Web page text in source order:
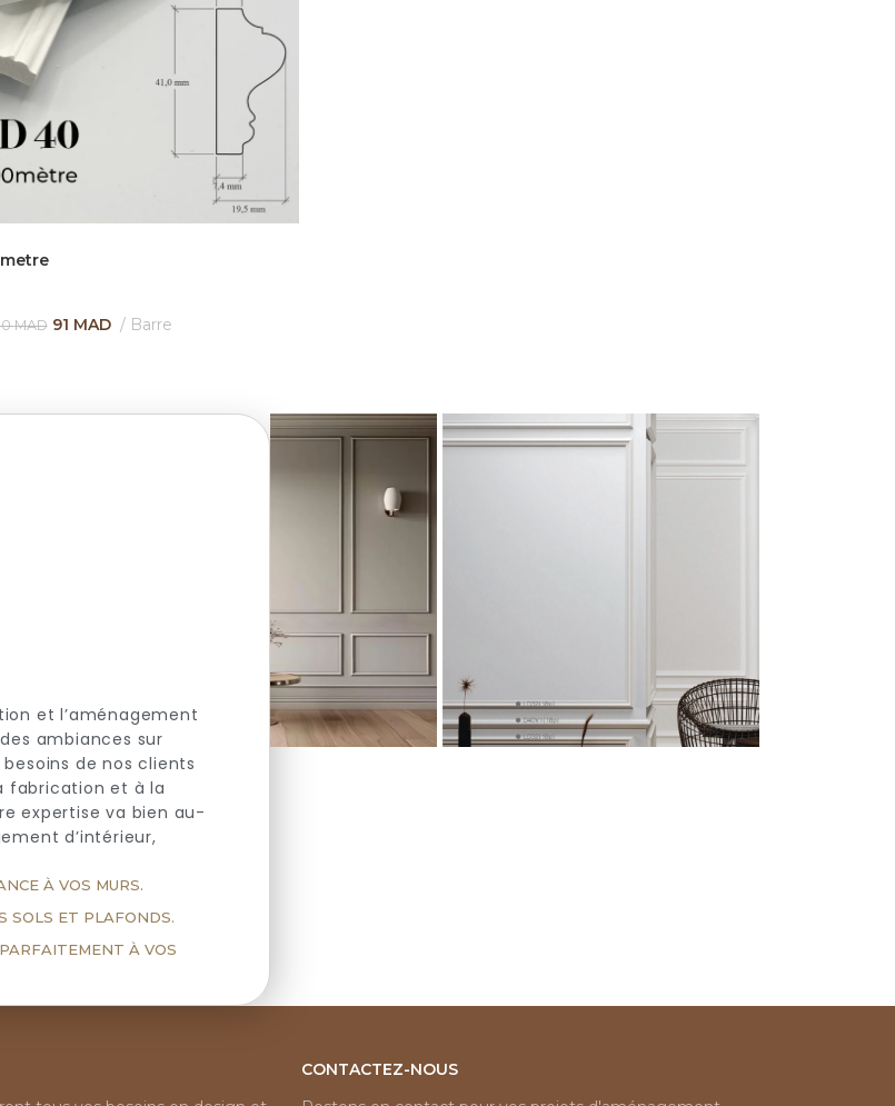
MAD 91 MAD Barre
et l’aménagement
ambiances sur
de nos clients
fabrication et à la
expertise va bien au-
d’intérieur,
À VOS MURS.
SOLS ET PLAFONDS.
À VOS
CONTACTEZ-NOUS